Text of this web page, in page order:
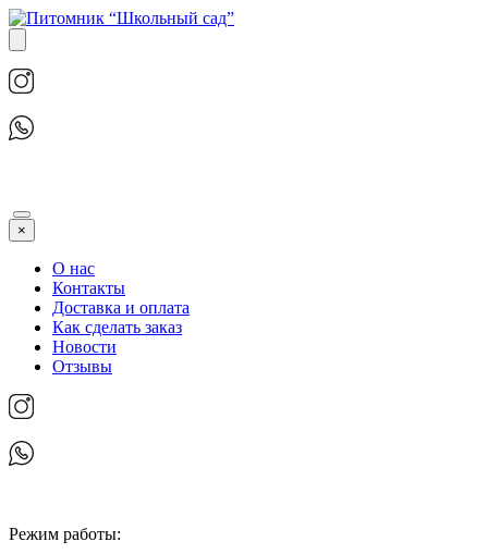
×
О нас
Контакты
Доставка и оплата
Как сделать заказ
Новости
Отзывы
Режим работы: